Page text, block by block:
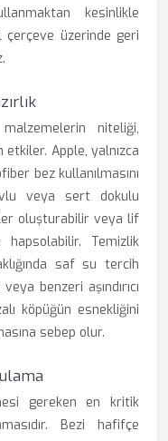
kesinlikle
çerçeve üzerinde geri
niteliği,
Apple, yalnızca
bez kullanılmasını
veya sert dokulu
oluşturabilir veya lif
hapsolabilir. Temizlik
saf su tercih
benzeri aşındırıcı
köpüğün esnekliğini
sebep olur.
gereken en kritik
Bezi hafifçe